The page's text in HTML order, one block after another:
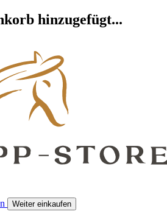
hinzugefügt...
Weiter einkaufen